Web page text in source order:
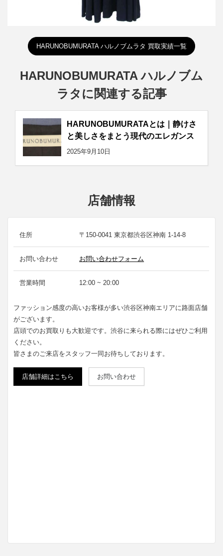
HARUNOBUMURATA ハルノブムラタ 買取実績一覧
HARUNOBUMURATA ハルノブム
ラタに関連する記事
HARUNOBUMURATAとは｜静けさ
と美しさをまとう現代のエレガンス
2025年9月10日
店舗情報
住所 〒150-0041 東京都渋谷区神南 1-14-8
お問い合わせ お問い合わせフォーム
営業時間 12:00 ~ 20:00
ファッション感度の高いお客様が多い渋谷区神南エリアに路面店舗
がございます。
店頭でのお買取りも大歓迎です。渋谷に来られる際にはぜひご利用
ください。
皆さまのご来店をスタッフ一同お待ちしております。
店舗詳細はこちら お問い合わせ